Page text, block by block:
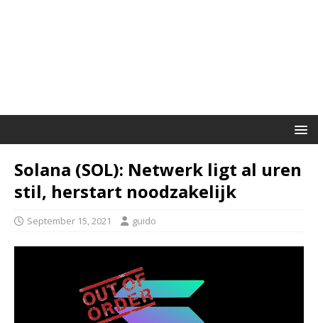
Solana (SOL): Netwerk ligt al uren
stil, herstart noodzakelijk
September 15, 2021 guido